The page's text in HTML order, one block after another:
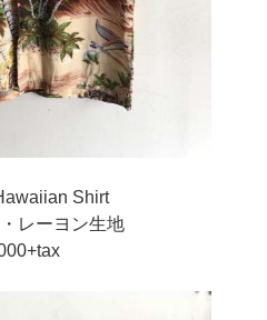
Shirt
レーヨン生地